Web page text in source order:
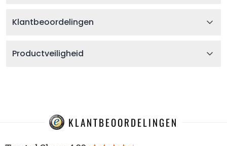
Klantbeoordelingen
Productveiligheid
KLANTBEOORDELINGEN